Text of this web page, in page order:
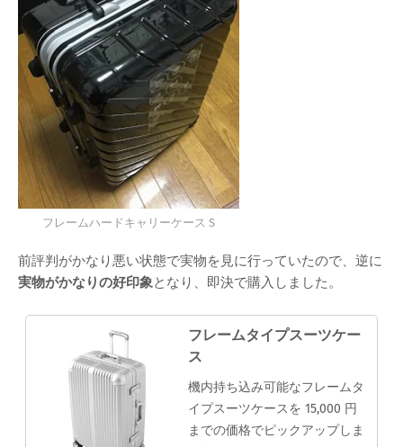
フレームハードキャリーケース S
前評判がかなり悪い状態で実物を見に行っていたので、逆に
実物がかなりの好印象となり、即決で購入しました。
フレームタイプスーツケー
ス
機内持ち込み可能なフレームタ
イプスーツケースを 15,000 円
までの価格でピックアップしま